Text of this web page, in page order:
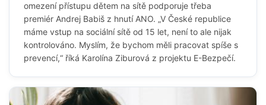
omezení přístupu dětem na sítě podporuje třeba
premiér Andrej Babiš z hnutí ANO. „V České republice
máme vstup na sociální sítě od 15 let, není to ale nijak
kontrolováno. Myslím, že bychom měli pracovat spíše s
prevencí,“ říká Karolína Ziburová z projektu E-Bezpečí.